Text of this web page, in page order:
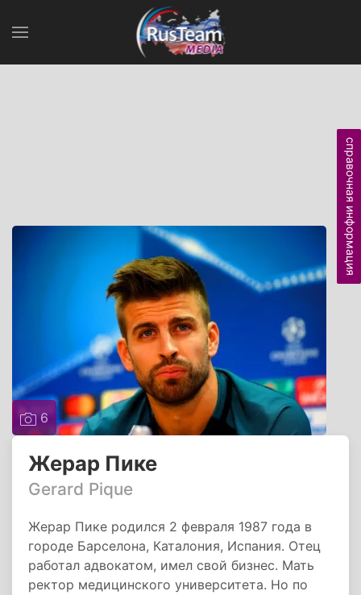
6
Жерар Пике
Gerard Pique
Жерар Пике родился 2 февраля 1987 года в
городе Барселона, Каталония, Испания. Отец
работал адвокатом, имел свой бизнес. Мать
ректор медицинского университета. Но по
справочная информация